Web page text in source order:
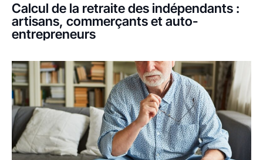
Calcul de la retraite des indépendants :
artisans, commerçants et auto-
entrepreneurs